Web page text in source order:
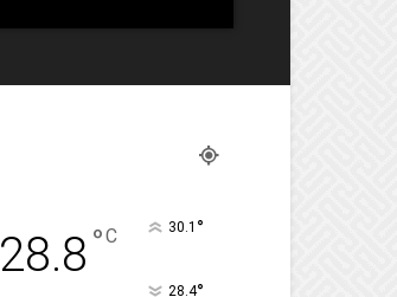
28.8 °C 30.1 °
28.4°